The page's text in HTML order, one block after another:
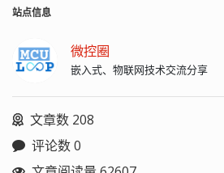
的java程序（.class后缀的）
行HTML文件上的Java小程序的Java浏览
器。 Javah：产生可以调用Java过程的C
过程，或建立能被Java程序调用的C过程
同时显示字节代码含义。 Jconsole: Java
装 JDK
https://www.oracle.com/technetwork/
站点信息
微控圈
嵌入式、物联网技术交流分享
文章数 208
评论数 0